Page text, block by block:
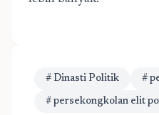
# Dinasti Politik #
# persekongkolan elit